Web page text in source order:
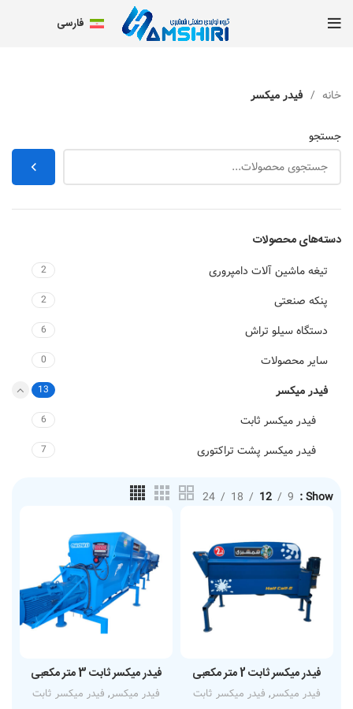
فارسی
خانه فیدر میکسر
جستجو
دسته‌های محصولات
تيغه ماشين آلات دامپروری 2
پنکه صنعتی 2
دستگاه سیلو تراش 6
سایر محصولات 0
فیدر میکسر 13
فیدر میکسر ثابت 6
فیدر میکسر پشت تراکتوری 7
Show
9
12
18
24
فیدر میکسر ثابت 2 متر مکعبی
فیدر میکسر, فیدر میکسر ثابت
فیدر میکسر ثابت 3 متر مکعبی
فیدر میکسر, فیدر میکسر ثابت